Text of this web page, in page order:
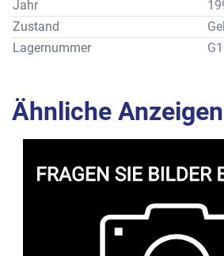
Jahr
Zustand
Lagernummer
Ähnliche Anzeigen